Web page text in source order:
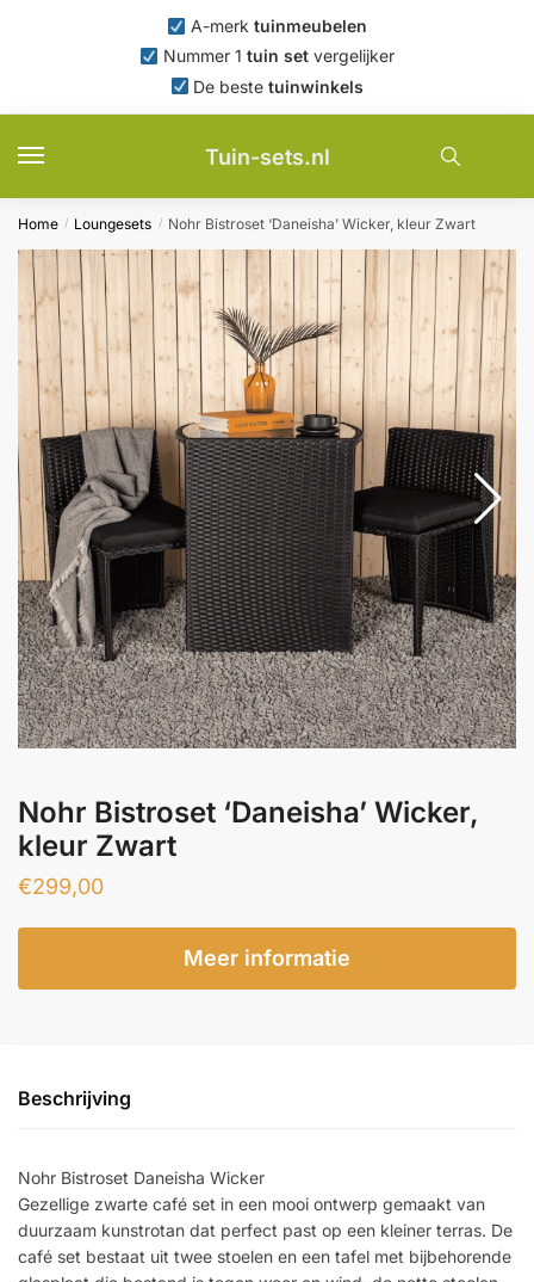
A-merk tuinmeubelen
Nummer 1 tuin set vergelijker
De bestetuinwinkels
Tuin-sets.nl
Home / Loungesets / Nohr Bistroset ‘Daneisha’ Wicker, kleur Zwart
Nohr Bistroset ‘Daneisha’ Wicker,
kleur Zwart
€299,00
Meer informatie
Beschrijving
Nohr Bistroset Daneisha Wicker
Gezellige zwarte café set in een mooi ontwerp gemaakt van
duurzaam kunstrotan dat perfect past op een kleiner terras. De
café set bestaat uit twee stoelen en een tafel met bijbehorende